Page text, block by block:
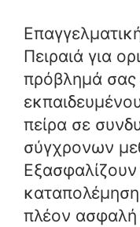
Πειραιά για
πρόβλημά σας
πείρα σε
σύγχρονων
Εξασφαλίζουν
πλέον ασφαλή